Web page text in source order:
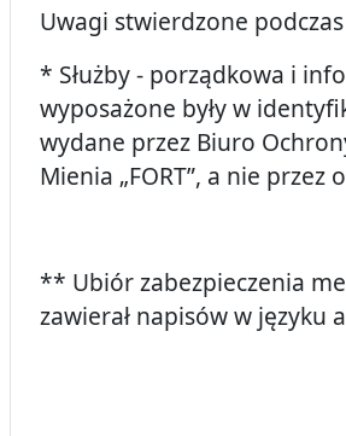
Uwagi stwierdzone
* Służby - porządkowa i
wyposażone były w
wydane przez Biuro
Mienia „FORT”, a nie przez
** Ubiór zabezpieczenia
zawierał napisów w języku